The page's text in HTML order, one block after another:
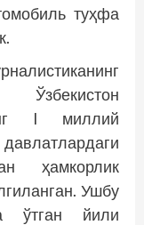
туҳфа
I миллий
ҳамкорлик
Ушбу
ўтган йили